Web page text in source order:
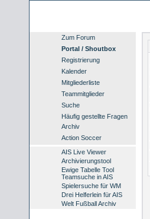
Zum Forum
Portal / Shoutbox
Registrierung
Kalender
Mitgliederliste
Teammitglieder
Suche
Häufig gestellte Fragen
Archiv
Action Soccer
AIS Live Viewer
Archivierungstool
Ewige Tabelle Tool
Teamsuche in AIS
Spielersuche für WM
Drei Helferlein für AIS
Welt Fußball Archiv